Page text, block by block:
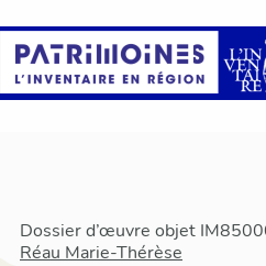
Dossier d’œuvre objet
Réau Marie-Thérèse